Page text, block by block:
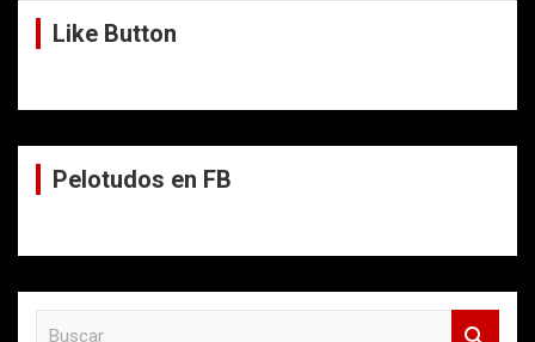
Like Button
Pelotudos en FB